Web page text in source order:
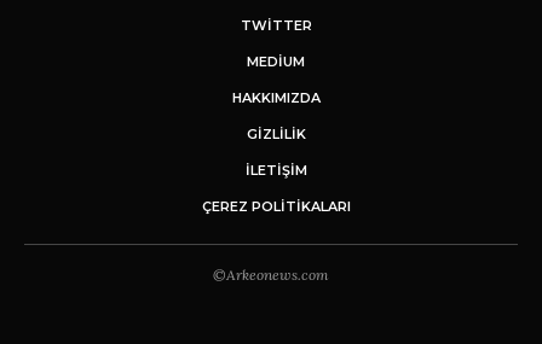
TWITTER
MEDIUM
HAKKIMIZDA
GİZLİLİK
İLETIŞIM
ÇEREZ POLITIKALARI
©Arkeonews.com